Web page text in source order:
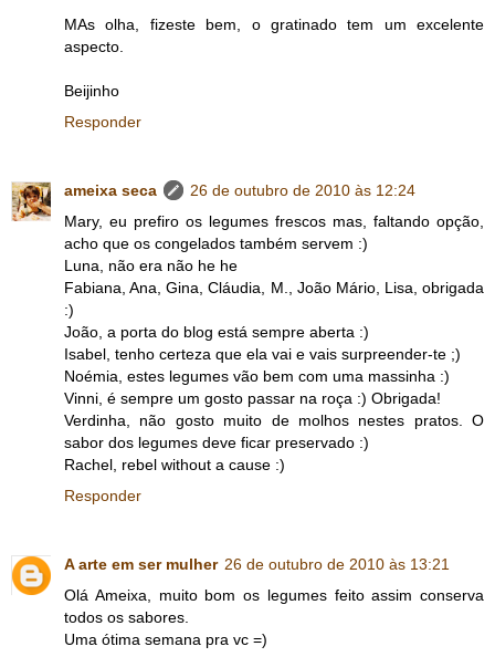
MAs olha, fizeste bem, o gratinado tem um excelente
aspecto.
Beijinho
Responder
ameixa seca
26 de outubro de 2010 às 12:24
Mary, eu prefiro os legumes frescos mas, faltando opção,
acho que os congelados também servem :)
Luna, não era não he he
Fabiana, Ana, Gina, Cláudia, M., João Mário, Lisa, obrigada
:)
João, a porta do blog está sempre aberta :)
Isabel, tenho certeza que ela vai e vais surpreender-te ;)
Noémia, estes legumes vão bem com uma massinha :)
Vinni, é sempre um gosto passar na roça :) Obrigada!
Verdinha, não gosto muito de molhos nestes pratos. O
sabor dos legumes deve ficar preservado :)
Rachel, rebel without a cause :)
Responder
A arte em ser mulher 26 de outubro de 2010 às 13:21
Olá Ameixa, muito bom os legumes feito assim conserva
todos os sabores.
Uma ótima semana pra vc =)